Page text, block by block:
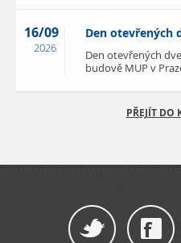
16/09
2026
Den otevřených
Den otevřených
budově MUP v
PŘEJÍT DO